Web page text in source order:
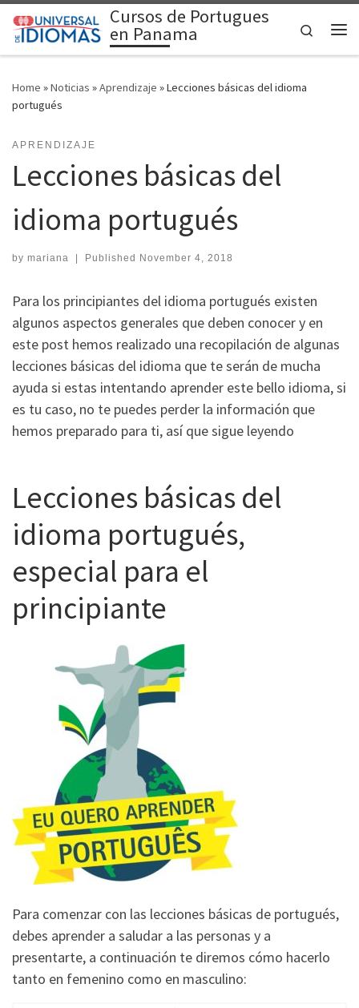
Skip to content Cursos de Portugues
en Panama
Search
Home »Noticias »Aprendizaje »Lecciones básicas del idioma
portugués
APRENDIZAJE
Lecciones básicas del
idioma portugués
by mariana Published November 4, 2018
Para los principiantes del idioma portugués existen
algunos aspectos generales que deben conocer y en
este post hemos realizado una recopilación de algunas
lecciones básicas del idioma que te serán de mucha
ayuda si estas intentando aprender este bello idioma, si
es tu caso, no te puedes perder la información que
hemos preparado para ti, así que sigue leyendo
Lecciones básicas del
idioma portugués,
especial para el
principiante
Para comenzar con las lecciones básicas de portugués,
debes aprender a saludar a las personas y a
presentarte, a continuación te diremos cómo hacerlo
tanto en femenino como en masculino: